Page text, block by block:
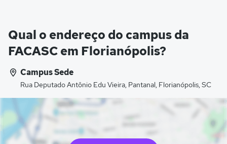
Qual o endereço do campus da
FACASC em Florianópolis?
Campus Sede
Rua Deputado Antônio Edu Vieira, Pantanal, Florianópolis, SC